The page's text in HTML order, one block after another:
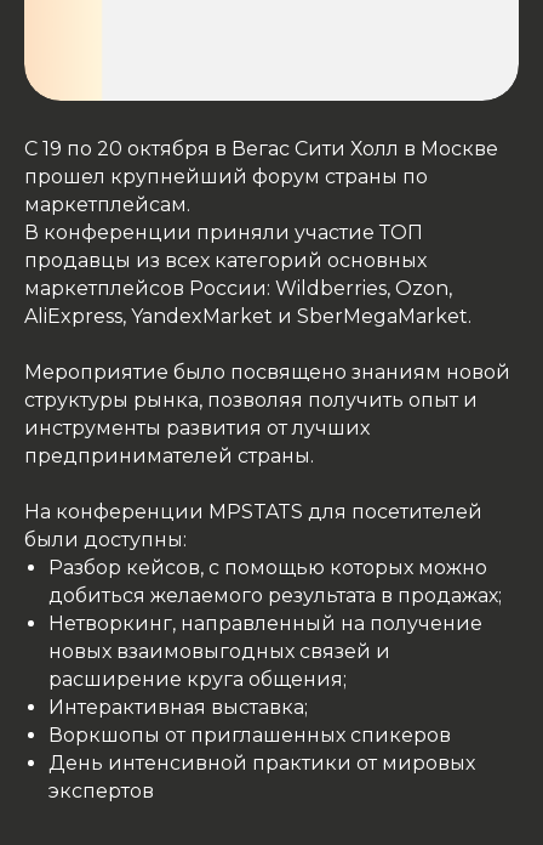
С 19 по 20 октября в Вегас Сити Холл в Москве
прошел крупнейший форум страны по
маркетплейсам.
В конференции приняли участие ТОП
продавцы из всех категорий основных
маркетплейсов России: Wildberries, Ozon,
AliExpress, YandexMarket и SberMegaMarket.
Мероприятие было посвящено знаниям новой
структуры рынка, позволяя получить опыт и
инструменты развития от лучших
предпринимателей страны.
На конференции MPSTATS для посетителей
были доступны:
Разбор кейсов, с помощью которых можно
добиться желаемого результата в продажах;
Нетворкинг, направленный на получение
новых взаимовыгодных связей и
расширение круга общения;
Интерактивная выставка;
Воркшопы от приглашенных спикеров
День интенсивной практики от мировых
экспертов